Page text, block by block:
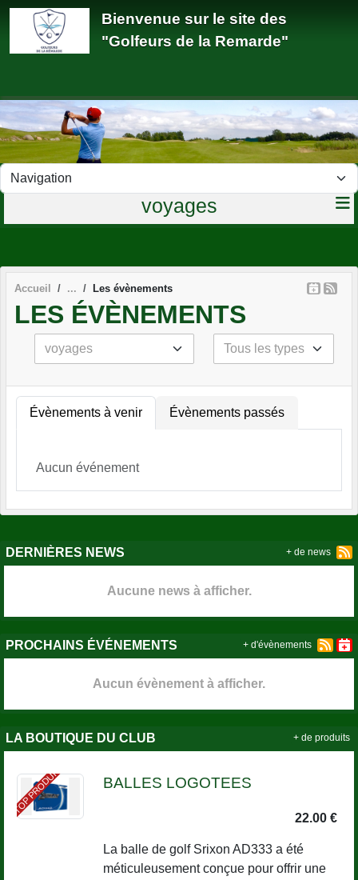
Bienvenue sur le site des
"Golfeurs de la Remarde"
voyages
Accueil Les évènements
LES ÉVÈNEMENTS
Évènements à venir Évènements passés
Aucun événement
DERNIÈRES NEWS
Aucune news à afficher.
+ de news
PROCHAINS ÉVÉNEMENTS
Aucun évènement à afficher.
+ d'évènements
LA BOUTIQUE DU CLUB
TOP PRODUIT BALLES LOGOTEES
22.00 €
La balle de golf Srixon AD333 a été
méticuleusement conçue pour offrir une
+ de produits
Panneau de gestion des cookies